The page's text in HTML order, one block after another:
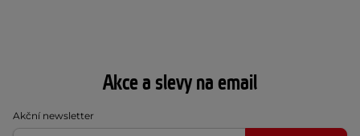
Akce a slevy na email
Akční newsletter